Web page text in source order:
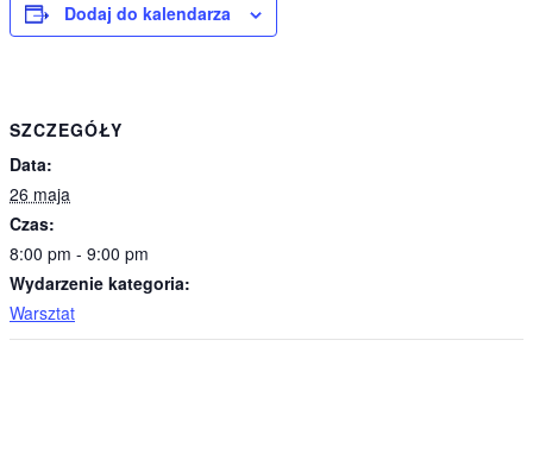
Dodaj do kalendarza
SZCZEGÓŁY
Data:
26 maja
Czas:
8:00 pm - 9:00 pm
Wydarzenie kategoria:
Warsztat